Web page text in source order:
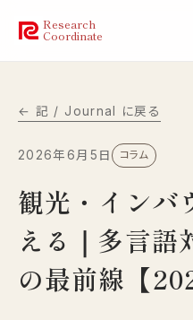
Research
Coordinate
← 記 / Journal に戻る
2026年6月5日 コラム
観光・インバ
える｜多言語
の最前線【